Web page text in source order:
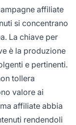
affiliate
si concentrano
La chiave per
è la produzione
e pertinenti.
tollera
valore ai
affiliate abbia
rendendoli